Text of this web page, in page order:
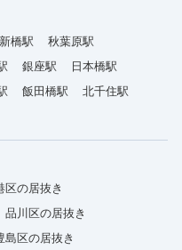
新橋駅
秋葉原駅
銀座駅
日本橋駅
飯田橋駅
北千住駅
区の居抜き
品川区の居抜き
島区の居抜き